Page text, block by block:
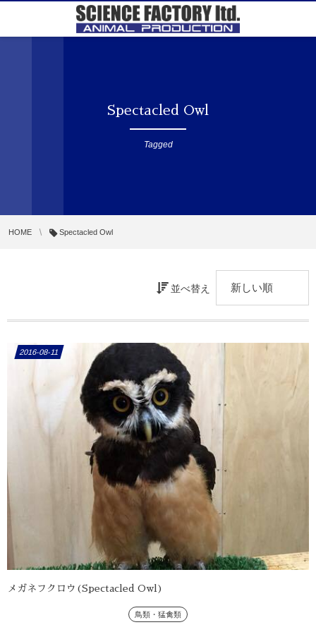
Spectacled Owl
Tagged
HOME Spectacled Owl
並べ替え
2016-08-11
メガネフクロウ(Spectacled Owl)
鳥類・猛禽類